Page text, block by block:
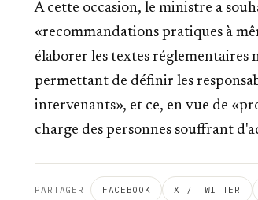
A cette occasion, le ministre a
«recommandations pratiques à
élaborer les textes réglementaires
permettant de définir les
intervenants», et ce, en vue de
charge des personnes souffrant
PARTAGER FACEBOOK X / TWITTER